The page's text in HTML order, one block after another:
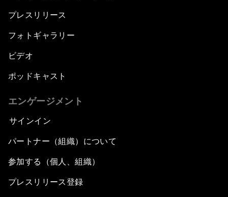
プレスリリース
フォトギャラリー
ビデオ
ポッドキャスト
エンゲージメント
サインイン
パートナー（組織）について
参加する（個人、組織）
プレスリリース登録